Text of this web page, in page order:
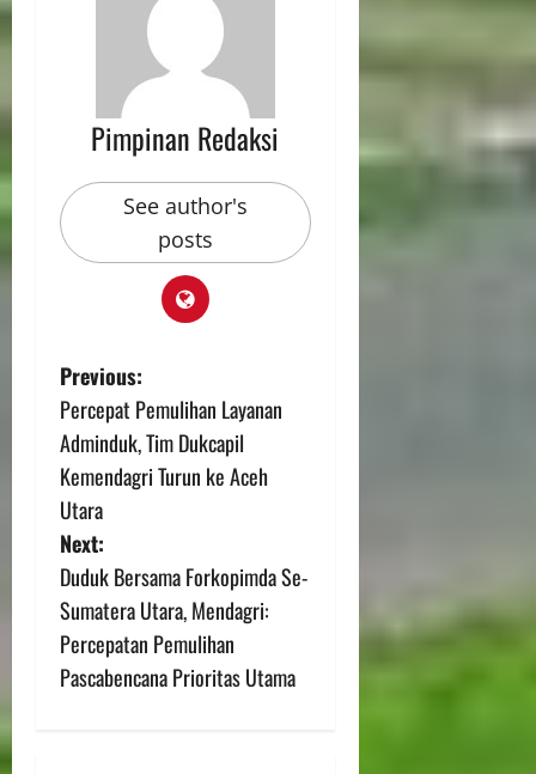
Pimpinan Redaksi
See author's
posts
Previous:
Percepat Pemulihan Layanan
Adminduk, Tim Dukcapil
Kemendagri Turun ke Aceh
Utara
Next:
Duduk Bersama Forkopimda Se-
Sumatera Utara, Mendagri:
Percepatan Pemulihan
Pascabencana Prioritas Utama